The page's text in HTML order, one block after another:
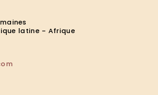
latine - Afrique